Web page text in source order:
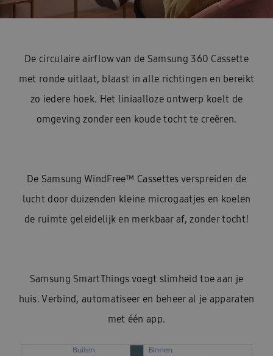
De circulaire airflow van de Samsung 360 Cassette
met ronde uitlaat, blaast in alle richtingen en bereikt
zo iedere hoek. Het liniaalloze ontwerp koelt de
omgeving zonder een koude tocht te creëren.
De Samsung WindFree™ Cassettes verspreiden de
lucht door duizenden kleine microgaatjes en koelen
de ruimte geleidelijk en merkbaar af, zonder tocht!
Samsung SmartThings voegt slimheid toe aan je
huis. Verbind, automatiseer en beheer al je apparaten
met één app.